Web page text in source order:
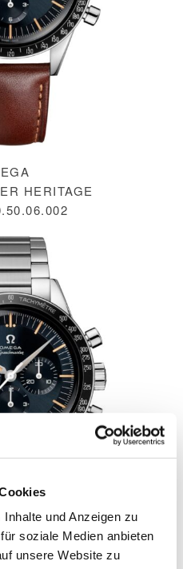
und Anzeigen zu
soziale Medien anbieten
unsere Website zu
HERITAGE